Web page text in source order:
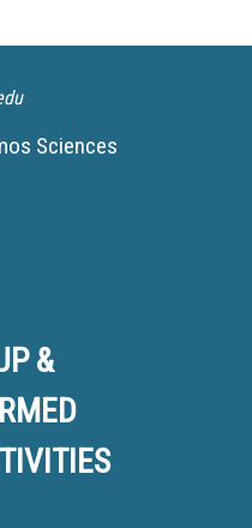
Sciences
&